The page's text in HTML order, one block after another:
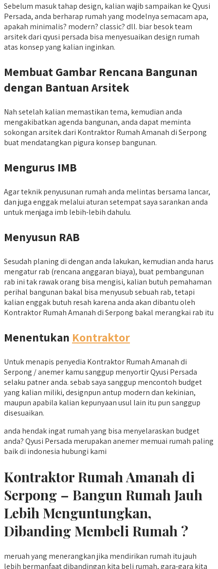
Sebelum masuk tahap design, kalian wajib sampaikan ke Qyusi
Persada, anda berharap rumah yang modelnya semacam apa,
apakah minimalis? modern? classic? dll. biar besok team
arsitek dari qyusi persada bisa menyesuaikan design rumah
atas konsep yang kalian inginkan.
Membuat Gambar Rencana Bangunan
dengan Bantuan Arsitek
Nah setelah kalian memastikan tema, kemudian anda
mengakibatkan agenda bangunan, anda dapat meminta
sokongan arsitek dari Kontraktor Rumah Amanah di Serpong
buat mendatangkan pigura konsep bangunan.
Mengurus IMB
Agar teknik penyusunan rumah anda melintas bersama lancar,
dan juga enggak melalui aturan setempat saya sarankan anda
untuk menjaga imb lebih-lebih dahulu.
Menyusun RAB
Sesudah planing di dengan anda lakukan, kemudian anda harus
mengatur rab (rencana anggaran biaya), buat pembangunan
rab ini tak rawak orang bisa mengisi, kalian butuh pemahaman
perihal bangunan bakal bisa menyusub sebuah rab, tetapi
kalian enggak butuh resah karena anda akan dibantu oleh
Kontraktor Rumah Amanah di Serpong bakal merangkai rab itu
Menentukan Kontraktor
Untuk menapis penyedia Kontraktor Rumah Amanah di
Serpong / anemer kamu sanggup menyortir Qyusi Persada
selaku patner anda. sebab saya sanggup mencontoh budget
yang kalian miliki, designpun antup modern dan kekinian,
maupun apabila kalian kepunyaan usul lain itu pun sanggup
disesuaikan.
anda hendak ingat rumah yang bisa menyelaraskan budget
anda? Qyusi Persada merupakan anemer memuai rumah paling
baik di indonesia hubungi kami
Kontraktor Rumah Amanah di
Serpong – Bangun Rumah Jauh
Lebih Menguntungkan,
Dibanding Membeli Rumah ?
meruah yang menerangkan jika mendirikan rumah itu jauh
lebih bermanfaat dibandingan kita beli rumah, gara-gara kita